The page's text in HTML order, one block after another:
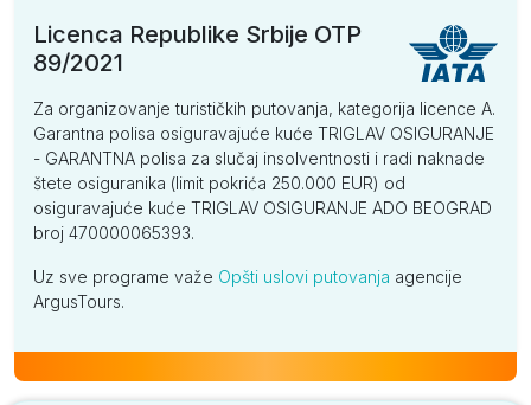
Licenca Republike Srbije OTP
89/2021
Za organizovanje turističkih putovanja, kategorija licence A.
Garantna polisa osiguravajuće kuće TRIGLAV OSIGURANJE
- GARANTNA polisa za slučaj insolventnosti i radi naknade
štete osiguranika (limit pokrića 250.000 EUR) od
osiguravajuće kuće TRIGLAV OSIGURANJE ADO BEOGRAD
broj 470000065393.
Uz sve programe važe Opšti uslovi putovanja agencije
ArgusTours.